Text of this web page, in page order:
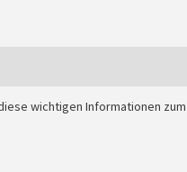
wichtigen Informationen zum